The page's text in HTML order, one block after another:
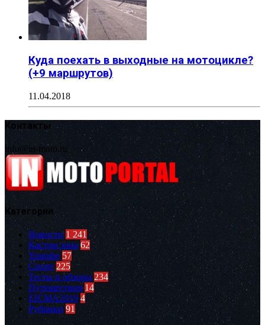
Куда поехать в выходные на мотоцикле?
(+9 маршрутов)
11.04.2018
Контакты
info@in-moto.ru
Категории
Новости 1 241
Кастом зона 62
Youtube 57
Спорт 225
Тесты и обзоры 234
Путешествия 14
EICMA2019 4
Рубрики 91